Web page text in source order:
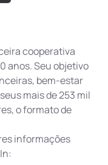
cooperativa
anos. Seu objetivo
bem-estar
mais de 253 mil
o formato de
informações